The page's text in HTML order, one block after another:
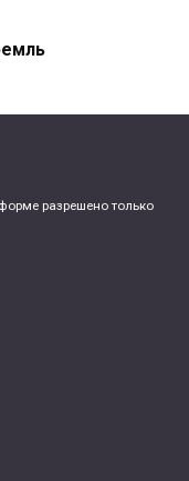
разрешено только